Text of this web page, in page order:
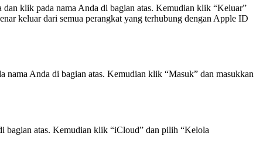
klik pada nama Anda di bagian atas. Kemudian klik “Keluar”
keluar dari semua perangkat yang terhubung dengan Apple ID
Anda di bagian atas. Kemudian klik “Masuk” dan masukkan
bagian atas. Kemudian klik “iCloud” dan pilih “Kelola